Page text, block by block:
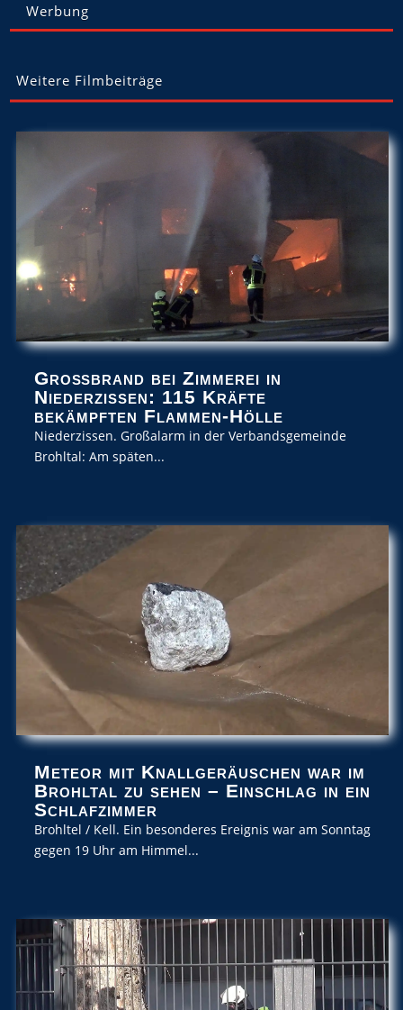
Werbung
Weitere Filmbeiträge
Großbrand bei Zimmerei in
Niederzissen: 115 Kräfte
bekämpften Flammen-Hölle
Niederzissen. Großalarm in der Verbandsgemeinde
Brohltal: Am späten...
Meteor mit Knallgeräuschen war im
Brohltal zu sehen – Einschlag in ein
Schlafzimmer
Brohltel / Kell. Ein besonderes Ereignis war am Sonntag
gegen 19 Uhr am Himmel...